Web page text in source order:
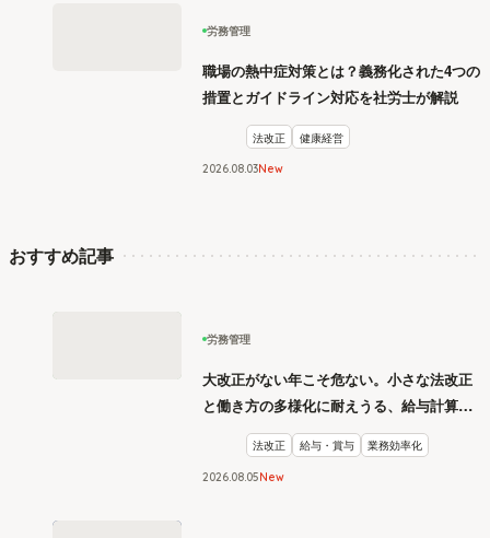
労務管理
職場の熱中症対策とは？義務化された4つの
措置とガイドライン対応を社労士が解説
法改正 健康経営
2026.08 03New
おすすめ記事
労務管理
大改正がない年こそ危ない。小さな法改正
と働き方の多様化に耐えうる、給与計算と
リスク管理
法改正 給与・賞与 業務効率化
2026.08 05New